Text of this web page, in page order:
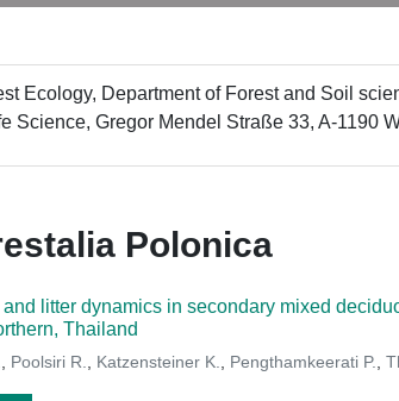
Ecology, Department of Forest and Soil
Science, Gregor Mendel Straße 33, A-1190
Polonica
litter dynamics in secondary mixed
Thailand
Poolsiri R. Katzensteiner K. Pengthamkeerati P.